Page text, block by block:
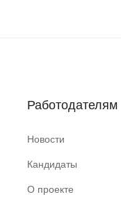
Работодателям
Новости
Кандидаты
О проекте